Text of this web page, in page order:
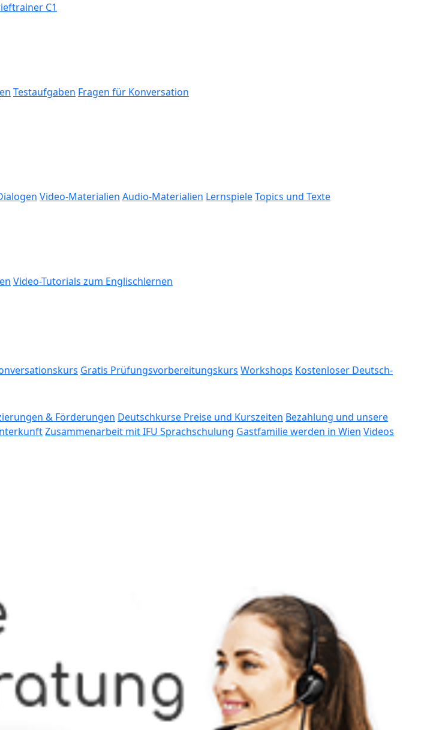
C1
Testaufgaben Fragen für Konversation
Video-Materialien Audio-Materialien LernspieleTopics und Texte
Video-Tutorials zum Englischlernen
Gratis Prüfungsvorbereitungskurs Workshops Kostenloser Deutsch-
& Förderungen Deutschkurse Preise und Kurszeiten Bezahlung und unsere
Zusammenarbeit mit IFU Sprachschulung Gastfamilie werden in Wien Videos